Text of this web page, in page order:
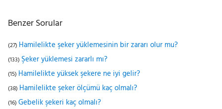
Benzer Sorular
(27) Hamilelikte şeker yüklemesinin bir zararı olur mu?
(133) Şeker yüklemesi zararlı mı?
(15) Hamilelikte yüksek şekere ne iyi gelir?
(38) Hamilelikte şeker ölçümü kaç olmalı?
(16) Gebelik şekeri kaç olmalı?